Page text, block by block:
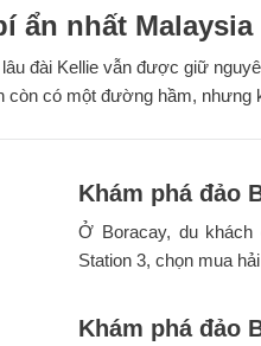
ẩn nhất Malaysia
đài Kellie vẫn được giữ
còn có một đường hầm, nhưng
Khám phá đảo
Ở Boracay, du
Station 3, chọn mua
Khám phá đảo